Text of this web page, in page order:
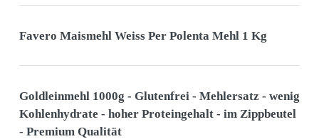
Favero Maismehl Weiss Per Polenta Mehl 1 Kg
Goldleinmehl 1000g - Glutenfrei - Mehlersatz - wenig
Kohlenhydrate - hoher Proteingehalt - im Zippbeutel
- Premium Qualität